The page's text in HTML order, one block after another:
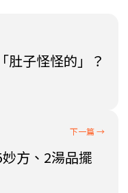
肚子怪怪的」？
方、2湯品擺